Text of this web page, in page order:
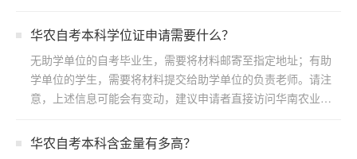
华农自考本科学位证申请需要什么？
无助学单位的自考毕业生，需要将材料邮寄至指定地址；有助
学单位的学生，需要将材料提交给助学单位的负责老师。请注
意，上述信息可能会有变动，建议申请者直接访问华南农业大
华农自考本科含金量有多高？